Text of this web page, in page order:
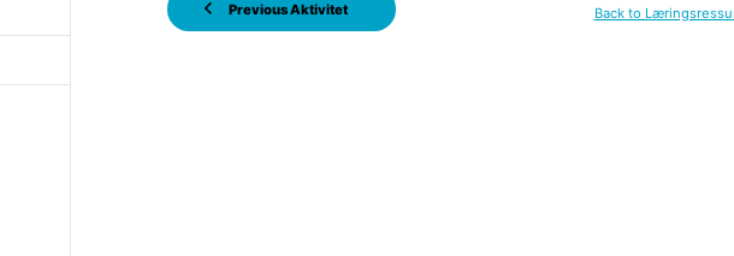
Previous Aktivitet Back to